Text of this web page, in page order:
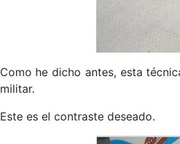
Como he dicho antes, esta
militar.
Este es el contraste deseado.